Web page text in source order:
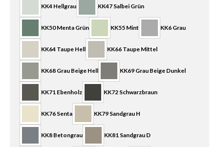
KK4 Hellgrau KK47 Salbei Grün
KK50 Menta Grün KK55 Mint KK6 Grau
KK64 Taupe Hell KK66 Taupe Mittel
KK68 Grau Beige Hell KK69 Grau Beige Dunkel
KK71 Ebenholz KK72 Schwarzbraun
KK76 Senta KK79 Sandgrau H
KK8 Betongrau KK81 Sandgrau D